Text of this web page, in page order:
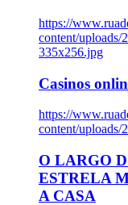
https://
content/uploads/
335x256.jpg
Casinos
https://
content/
O LARGO
ESTRELA
A CASA